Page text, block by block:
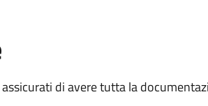
di avere tutta la